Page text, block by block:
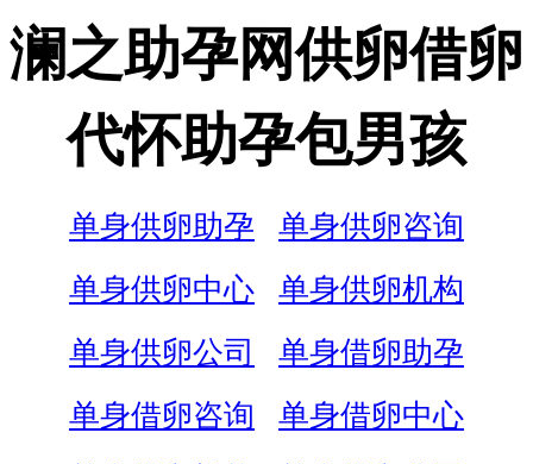
澜之助孕网供卵借卵
代怀助孕包男孩
单身供卵助孕
单身供卵咨询
单身供卵中心
单身供卵机构
单身供卵公司
单身借卵助孕
单身借卵咨询
单身借卵中心